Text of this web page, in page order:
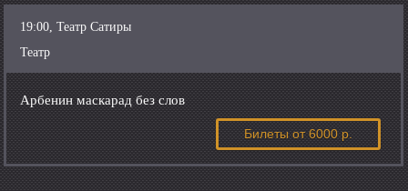
19:00, Театр Сатиры
Театр
Арбенин маскарад без слов
Билеты от 6000 р.